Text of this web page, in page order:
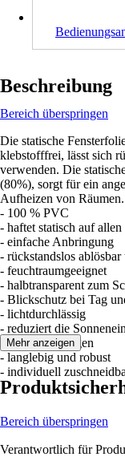
Beschreibung
Bereich überspringen
Die statische
klebstofffrei, lässt sich
verwenden. Die
(80%), sorgt für ein
Aufheizen von Räumen.
- 100 % PVC
- haftet statisch auf
- einfache Anbringung
- rückstandslos
- feuchtraumgeeignet
- halbtransparent zum
- Blickschutz bei Tag
- lichtdurchlässig
- reduziert die
- leicht zu reinigen
- langlebig und robust
- individuell
Mehr anzeigen
Bereich überspringen
Verantwortlich für